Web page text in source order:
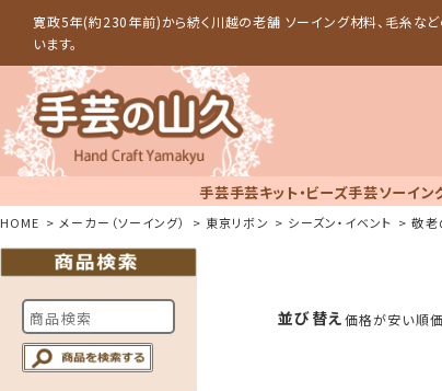
寛政5年(約230年前)から続く川越の老舗 ソーイング材料、毛糸な
います。
手芸手芸キット・ビーズ手芸ソーイン
HOME メーカー（ソーイング） 東京リボン シーズン・イベント 敬老
並び替え価格が安い順